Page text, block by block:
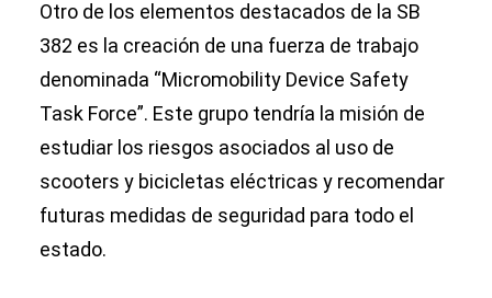
Otro de los elementos destacados de la SB
382 es la creación de una fuerza de trabajo
denominada “Micromobility Device Safety
Task Force”. Este grupo tendría la misión de
estudiar los riesgos asociados al uso de
scooters y bicicletas eléctricas y recomendar
futuras medidas de seguridad para todo el
estado.